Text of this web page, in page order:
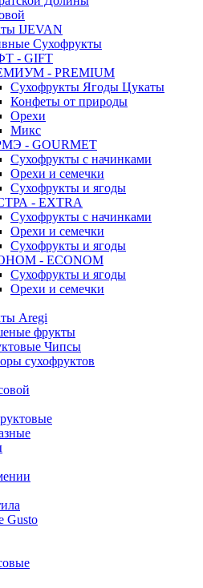
IJEVAN
Сухофрукты
- GIFT
- PREMIUM
Сухофрукты Ягоды Цукаты
Конфеты от природы
Орехи
Микс
- GOURMET
Сухофрукты с начинками
Орехи и семечки
Сухофрукты и ягоды
- EXTRA
Сухофрукты с начинками
Орехи и семечки
Сухофрукты и ягоды
- ECONOM
Сухофрукты и ягоды
Орехи и семечки
Aregi
фрукты
Чипсы
сухофруктов
Gusto